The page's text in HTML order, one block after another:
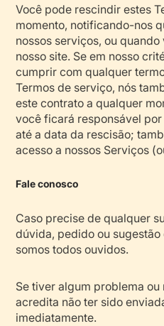
Você pode rescindir estes
momento, notificando-nos
nossos serviços, ou
nosso site. Se em nosso
cumprir com qualquer
Termos de serviço, nós
este contrato a qualquer
você ficará responsável
até a data da rescisão;
acesso a nossos Serviços
Fale conosco
Caso precise de qualquer
dúvida, pedido ou
somos todos ouvidos.
Se tiver algum problema
acredita não ter sido
imediatamente.